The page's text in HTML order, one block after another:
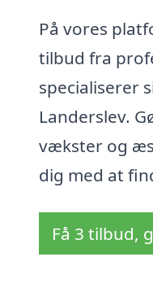
På vores
tilbud fra
specialiserer
Landerslev.
vækster og
dig med at
Få 3 tilbud,